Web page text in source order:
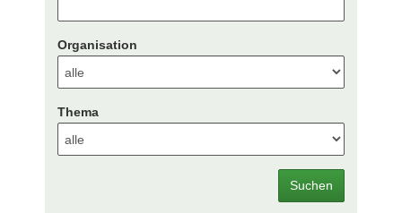
Organisation
Thema
Suchen